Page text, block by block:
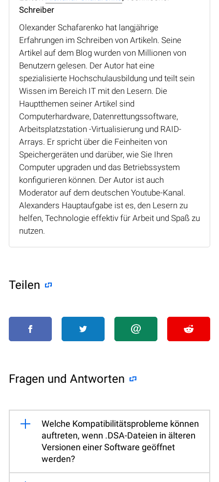
Schreiber
Olexander Schafarenko hat langjährige
Erfahrungen im Schreiben von Artikeln. Seine
Artikel auf dem Blog wurden von Millionen von
Benutzern gelesen. Der Autor hat eine
spezialisierte Hochschulausbildung und teilt sein
Wissen im Bereich IT mit den Lesern. Die
Hauptthemen seiner Artikel sind
Computerhardware, Datenrettungssoftware,
Arbeitsplatzstation -Virtualisierung und RAID-
Arrays. Er spricht über die Feinheiten von
Speichergeräten und darüber, wie Sie Ihren
Computer upgraden und das Betriebssystem
konfigurieren können. Der Autor ist auch
Moderator auf dem deutschen Youtube-Kanal.
Alexanders Hauptaufgabe ist es, den Lesern zu
helfen, Technologie effektiv für Arbeit und Spaß zu
nutzen.
Teilen
Fragen und Antworten
Welche Kompatibilitätsprobleme können
auftreten, wenn .DSA-Dateien in älteren
Versionen einer Software geöffnet
werden?